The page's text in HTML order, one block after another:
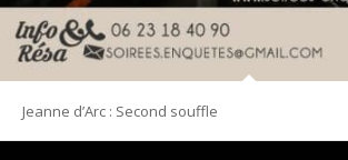
Jeanne d’Arc : Second souffle